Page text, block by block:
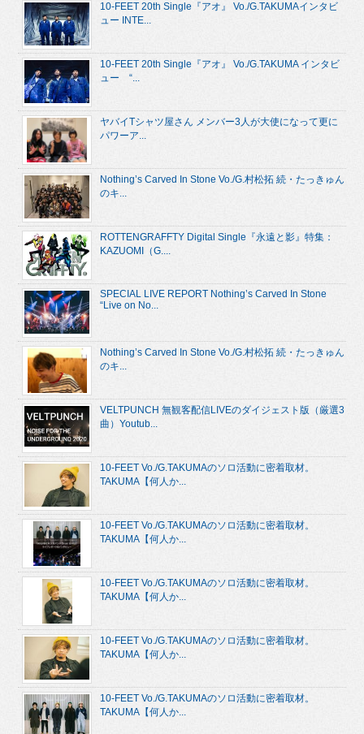
10-FEET 20th Single『アオ』 Vo./G.TAKUMAインタビ
ュー INTE...
10-FEET 20th Single『アオ』 Vo./G.TAKUMA インタビ
ュー “...
ヤバイTシャツ屋さん メンバー3人が大使になって更に
パワーア...
Nothing’s Carved In Stone Vo./G.村松拓 続・たっきゅん
のキ...
ROTTENGRAFFTY Digital Single『永遠と影』特集：
KAZUOMI（G....
SPECIAL LIVE REPORT Nothing’s Carved In Stone
“Live on No...
Nothing’s Carved In Stone Vo./G.村松拓 続・たっきゅん
のキ...
VELTPUNCH 無観客配信LIVEのダイジェスト版（厳選3
曲）Youtub...
10-FEET Vo./G.TAKUMAのソロ活動に密着取材。
TAKUMA【何人か...
10-FEET Vo./G.TAKUMAのソロ活動に密着取材。
TAKUMA【何人か...
10-FEET Vo./G.TAKUMAのソロ活動に密着取材。
TAKUMA【何人か...
10-FEET Vo./G.TAKUMAのソロ活動に密着取材。
TAKUMA【何人か...
10-FEET Vo./G.TAKUMAのソロ活動に密着取材。
TAKUMA【何人か...